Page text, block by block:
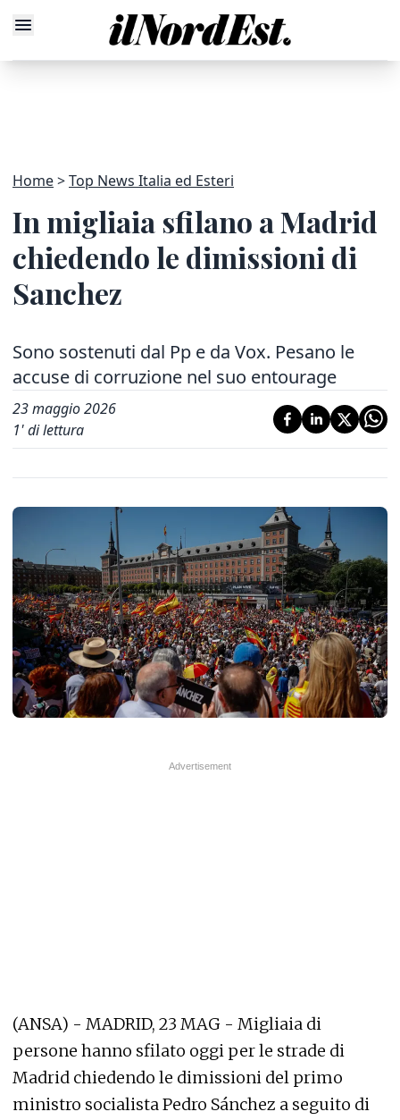
Home Top News Italia ed Esteri
In migliaia sfilano a Madrid
chiedendo le dimissioni di
Sanchez
Sono sostenuti dal Pp e da Vox. Pesano le
accuse di corruzione nel suo entourage
23 maggio 2026
1' di lettura
(ANSA) - MADRID, 23 MAG - Migliaia di
persone hanno sfilato oggi per le strade di
Madrid chiedendo le dimissioni del primo
ministro socialista Pedro Sánchez a seguito di